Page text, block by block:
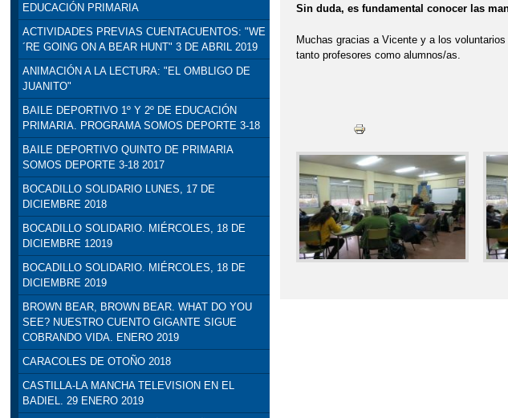
EDUCACIÓN PRIMARIA
ACTIVIDADES PREVIAS CUENTACUENTOS: "WE
´RE GOING ON A BEAR HUNT" 3 DE ABRIL 2019
ANIMACIÓN A LA LECTURA: "EL OMBLIGO DE
JUANITO"
BAILE DEPORTIVO 1º Y 2º DE EDUCACIÓN
PRIMARIA. PROGRAMA SOMOS DEPORTE 3-18
BAILE DEPORTIVO QUINTO DE PRIMARIA
SOMOS DEPORTE 3-18 2017
BOCADILLO SOLIDARIO LUNES, 17 DE
DICIEMBRE 2018
BOCADILLO SOLIDARIO. MIÉRCOLES, 18 DE
DICIEMBRE 12019
BOCADILLO SOLIDARIO. MIÉRCOLES, 18 DE
DICIEMBRE 2019
BROWN BEAR, BROWN BEAR. WHAT DO YOU
SEE? NUESTRO CUENTO GIGANTE SIGUE
COBRANDO VIDA. ENERO 2019
CARACOLES DE OTOÑO 2018
CASTILLA-LA MANCHA TELEVISION EN EL
BADIEL. 29 ENERO 2019
Sin duda, es fundamental conocer las
Muchas gracias a Vicente y a los
tanto profesores como alumnos/as.